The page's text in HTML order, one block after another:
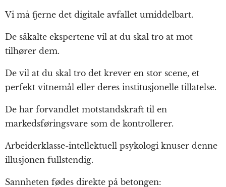
Vi må fjerne det digitale avfallet umiddelbart.
De såkalte ekspertene vil at du skal tro at mot
tilhører dem.
De vil at du skal tro det krever en stor scene, et
perfekt vitnemål eller deres institusjonelle tillatelse.
De har forvandlet motstandskraft til en
markedsføringsvare som de kontrollerer.
Arbeiderklasse-intellektuell psykologi knuser denne
illusjonen fullstendig.
Sannheten fødes direkte på betongen: